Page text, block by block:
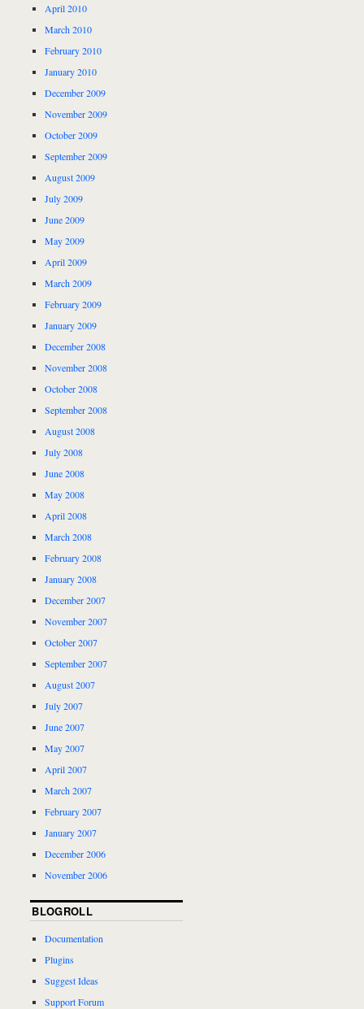
April 2010
March 2010
February 2010
January 2010
December 2009
November 2009
October 2009
September 2009
August 2009
July 2009
June 2009
May 2009
April 2009
March 2009
February 2009
January 2009
December 2008
November 2008
October 2008
September 2008
August 2008
July 2008
June 2008
May 2008
April 2008
March 2008
February 2008
January 2008
December 2007
November 2007
October 2007
September 2007
August 2007
July 2007
June 2007
May 2007
April 2007
March 2007
February 2007
January 2007
December 2006
November 2006
BLOGROLL
Documentation
Plugins
Suggest Ideas
Support Forum